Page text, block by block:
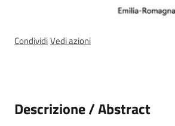
i
m
CondividiVedi azioni
Descrizione / Abstract